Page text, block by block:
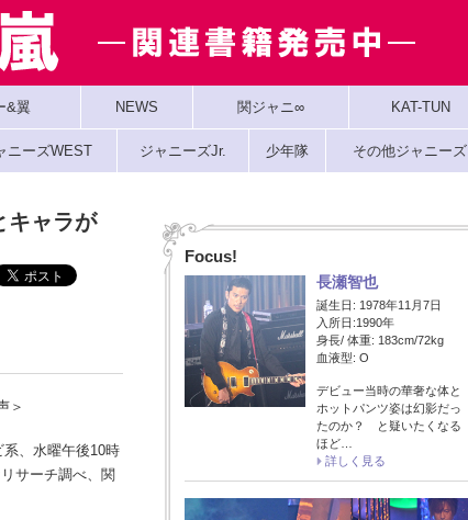
&翼 NEWS 関ジャニ∞ KAT-TUN
ニーズWEST ジャニーズJr. 少年隊 その他ジャニーズ
キャラが
＞
系、水曜午後10時
サーチ調べ、関
Focus!
長瀬智也
誕生日: 1978年11月7日
入所日:1990年
身長/ 体重: 183cm/72kg
血液型: O
デビュー当時の華奢な体と
ホットパンツ姿は幻影だっ
たのか？ と疑いたくなる
ほど…
詳しく見る